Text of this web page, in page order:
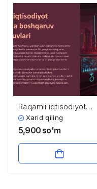
Raqamli iqtisodiyot
sharoitida boshqaruv
yondashuvlari
Xarid qiling
5,900 so'm